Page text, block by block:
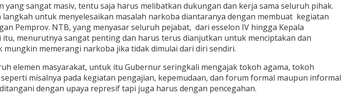
sangat masiv, tentu saja harus melibatkan dukungan dan kerja sama seluruh pihak.
untuk menyelesaikan masalah narkoba diantaranya dengan membuat kegiatan
Pemprov. NTB, yang menyasar seluruh pejabat, dari esselon IV hingga Kepala
menurutnya sangat penting dan harus terus dianjutkan untuk menciptakan dan
memerangi narkoba jika tidak dimulai dari diri sendiri.
elemen masyarakat, untuk itu Gubernur seringkali mengajak tokoh agama, tokoh
misalnya pada kegiatan pengajian, kepemudaan, dan forum formal maupun informal
dengan upaya represif tapi juga harus dengan pencegahan.